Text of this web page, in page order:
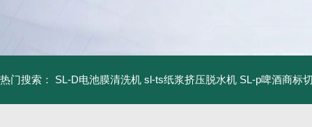
热门搜索： SL-D电池膜清洗机 sl-ts纸浆挤压脱水机 SL-p啤酒商标